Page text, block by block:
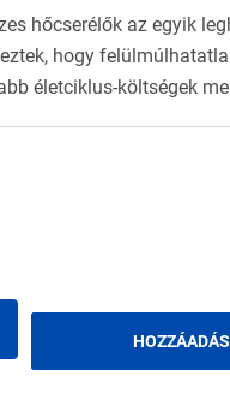
hőcserélők az egyik
hogy
életciklus-költségek